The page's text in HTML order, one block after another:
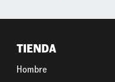
TIENDA
Hombre